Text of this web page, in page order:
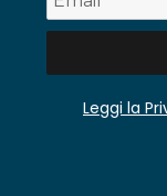
Leggi la